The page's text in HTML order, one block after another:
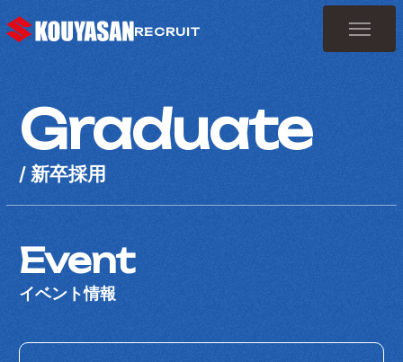
Topトップ
About Us
Team先輩社員の声
RECRUIT
Graduate
/ 新卒採用
Event
イベント情報